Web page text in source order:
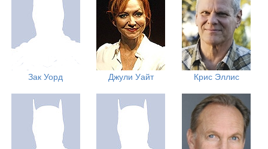
Зак Уорд Джули Уайт Крис Эллис